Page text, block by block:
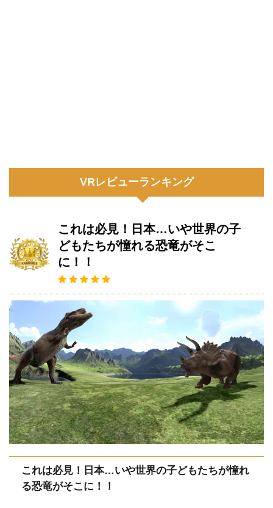
VRレビューランキング
これは必見！日本…いや世界の子
どもたちが憧れる恐竜がそこ
に！！
これは必見！日本…いや世界の子どもたちが憧れ
る恐竜がそこに！！